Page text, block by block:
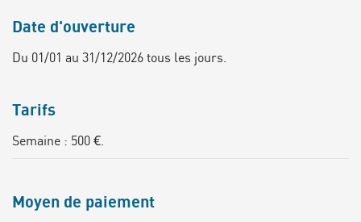
Date d'ouverture
Du 01/01 au 31/12/2026 tous les jours.
Tarifs
Semaine : 500 €.
Moyen de paiement